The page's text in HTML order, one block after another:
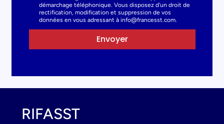
démarchage téléphonique. Vous disposez d'un droit de
rectification, modification et suppression de vos
données en vous adressant à info@francesst.com.
Envoyer
RIFASST